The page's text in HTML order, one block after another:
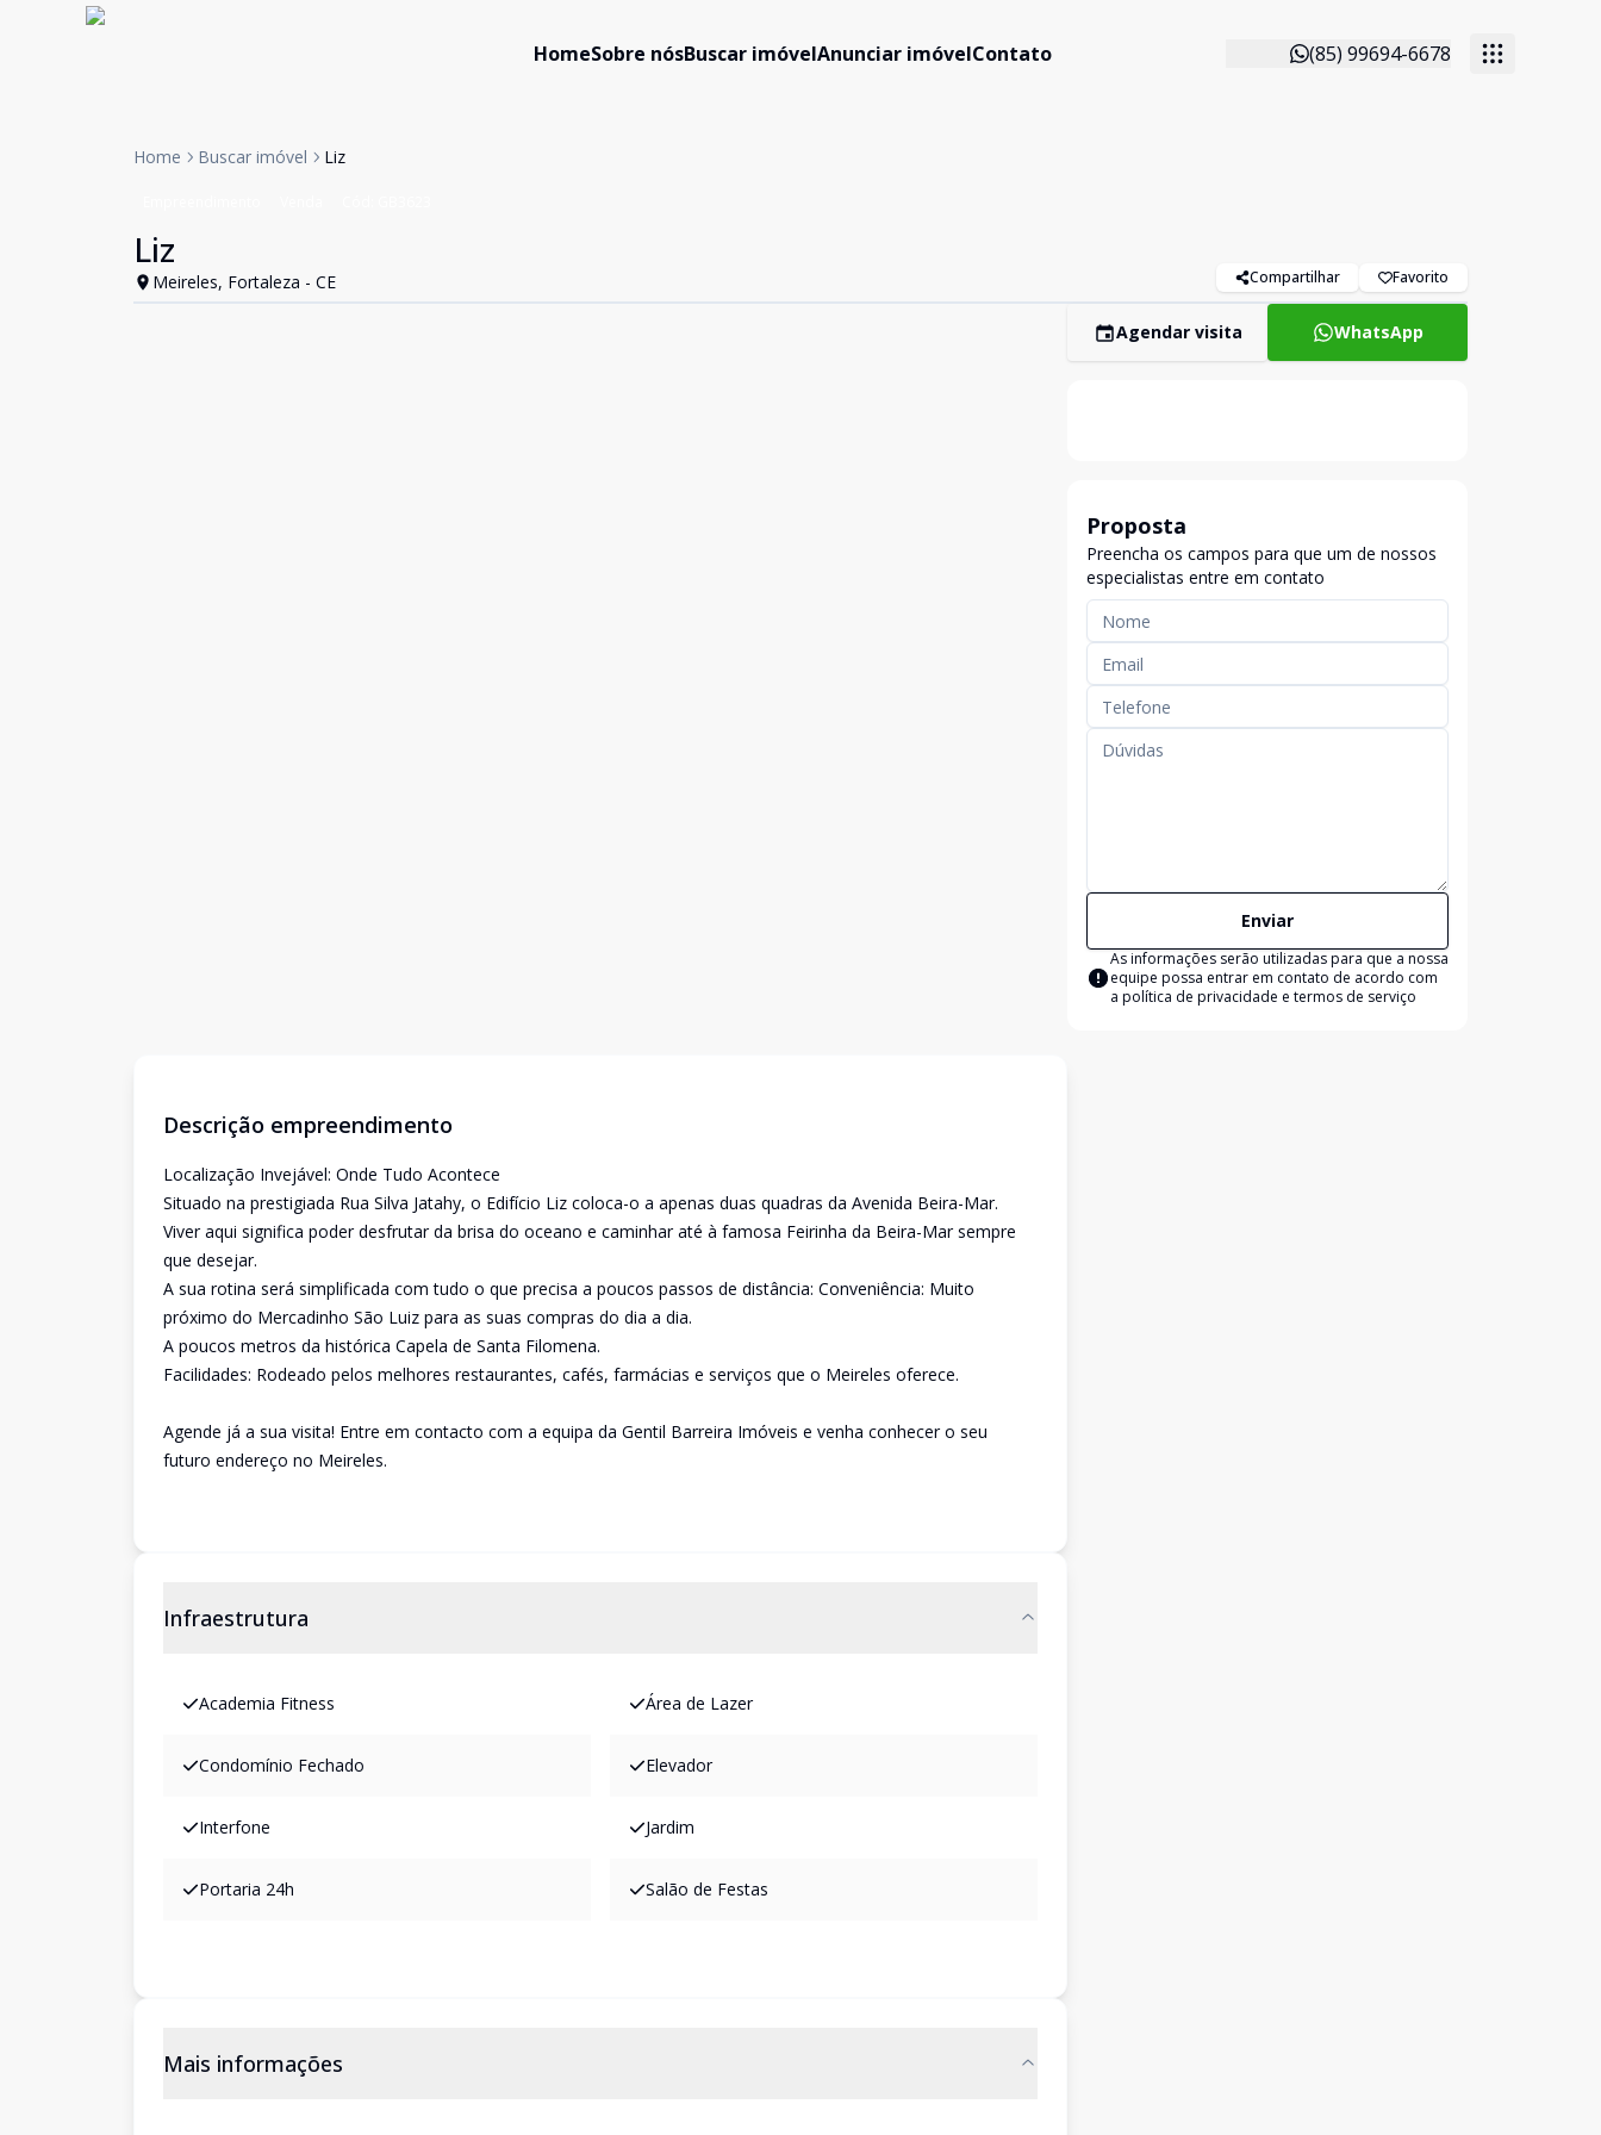
HomeSobre nósBuscar imóvelAnunciar imóvelContato (85) 99694-6678
Home Buscar imóvel Liz
Liz
Meireles, Fortaleza - CE Compartilhar Favorito
Descrição empreendimento
Localização Invejável: Onde Tudo Acontece
Situado na prestigiada Rua Silva Jatahy, o Edifício Liz coloca-o a apenas duas quadras da Avenida Beira-Mar.
Viver aqui significa poder desfrutar da brisa do oceano e caminhar até à famosa Feirinha da Beira-Mar sempre
que desejar.
A sua rotina será simplificada com tudo o que precisa a poucos passos de distância: Conveniência: Muito
próximo do Mercadinho São Luiz para as suas compras do dia a dia.
A poucos metros da histórica Capela de Santa Filomena.
Facilidades: Rodeado pelos melhores restaurantes, cafés, farmácias e serviços que o Meireles oferece.
Agende já a sua visita! Entre em contacto com a equipa da Gentil Barreira Imóveis e venha conhecer o seu
futuro endereço no Meireles.
Infraestrutura
Academia Fitness Área de Lazer
Condomínio Fechado Elevador
Interfone Jardim
Portaria 24h Salão de Festas
Mais informações
Agendar visita WhatsApp
Proposta
Preencha os campos para que um de nossos
especialistas entre em contato
Enviar
As informações serão utilizadas para que a nossa
equipe possa entrar em contato de acordo com
a política de privacidade e termos de serviço